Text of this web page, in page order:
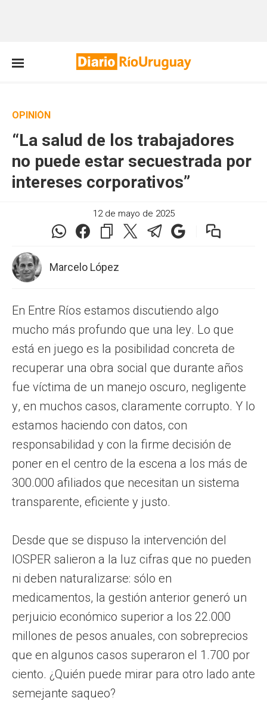
OPINIÓN
“La salud de los trabajadores
no puede estar secuestrada por
intereses corporativos”
12 de mayo de 2025
Marcelo López
En Entre Ríos estamos discutiendo algo
mucho más profundo que una ley. Lo que
está en juego es la posibilidad concreta de
recuperar una obra social que durante años
fue víctima de un manejo oscuro, negligente
y, en muchos casos, claramente corrupto. Y lo
estamos haciendo con datos, con
responsabilidad y con la firme decisión de
poner en el centro de la escena a los más de
300.000 afiliados que necesitan un sistema
transparente, eficiente y justo.
Desde que se dispuso la intervención del
IOSPER salieron a la luz cifras que no pueden
ni deben naturalizarse: sólo en
medicamentos, la gestión anterior generó un
perjuicio económico superior a los 22.000
millones de pesos anuales, con sobreprecios
que en algunos casos superaron el 1.700 por
ciento. ¿Quién puede mirar para otro lado ante
semejante saqueo?